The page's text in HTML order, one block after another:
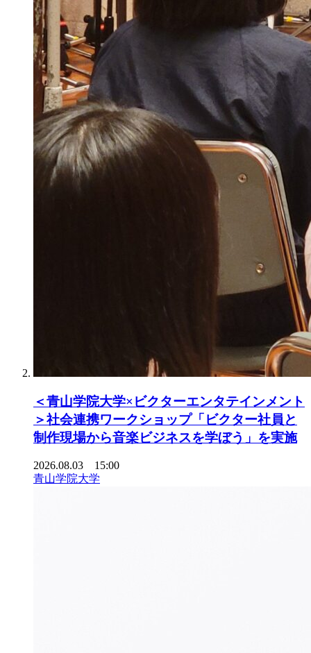
＜青山学院大学×ビクターエンタテインメント
＞社会連携ワークショップ「ビクター社員と
制作現場から音楽ビジネスを学ぼう」を実施
2026.08.03 15:00
青山学院大学